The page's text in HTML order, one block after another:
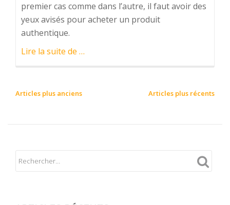
premier cas comme dans l’autre, il faut avoir des
yeux avisés pour acheter un produit
authentique.
Lire la suite de à
œuvre
acheter
…
NAVIGATION
Articles plus anciens Articles plus récents